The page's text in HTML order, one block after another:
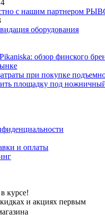
с нашим партнером
оборудования
обзор финского
при покупке
площадку под
и оплаты
в курсе!
и акциях первым